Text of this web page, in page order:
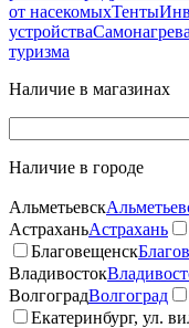
от насекомыхТенты
устройства
туризма
Наличие в магазинах
Наличие в городе
Альметьевск
АстраханьАстрахань
Благовещенск
Владивосток
ВолгоградВолгоград
Екатеринбург, ул.